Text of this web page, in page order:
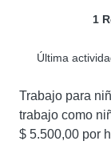
1
Última
Trabajo para
trabajo como
$ 5.500,00 por